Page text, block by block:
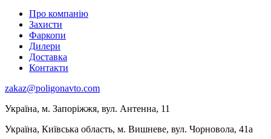
Про компанію
Захисти
Фаркопи
Дилери
Доставка
Контакти
zakaz@poligonavto.com
Україна, м. Запоріжжя, вул. Антенна, 11
Україна, Київська область, м. Вишневе, вул. Чорновола, 41а